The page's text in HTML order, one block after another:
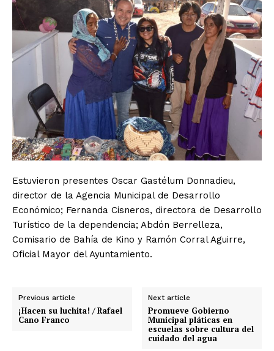
Estuvieron presentes Oscar Gastélum Donnadieu,
director de la Agencia Municipal de Desarrollo
Económico; Fernanda Cisneros, directora de Desarrollo
Turístico de la dependencia; Abdón Berrelleza,
Comisario de Bahía de Kino y Ramón Corral Aguirre,
Oficial Mayor del Ayuntamiento.
Previous article
¡Hacen su luchita! / Rafael
Cano Franco
Next article
Promueve Gobierno
Municipal pláticas en
escuelas sobre cultura del
cuidado del agua